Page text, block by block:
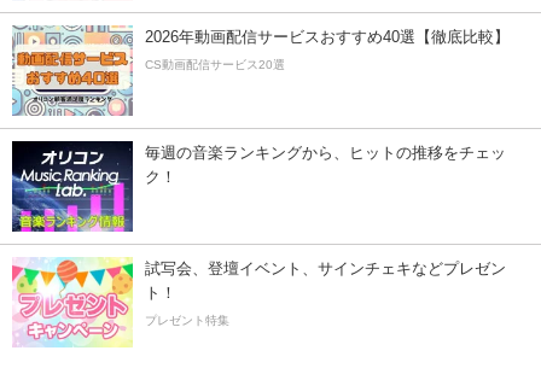
2026年動画配信サービスおすすめ40選【徹底比較】
CS動画配信サービス20選
毎週の音楽ランキングから、ヒットの推移をチェッ
ク！
試写会、登壇イベント、サインチェキなどプレゼン
ト！
プレゼント特集